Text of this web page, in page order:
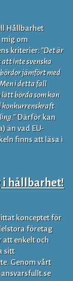
Hållbarhet
mig om
kriterier:”Det är
att inte svenska
jämfört med
i detta fall
börda som kan
konkurrenskraft
Därför kan
än vad EU-
finns att läsa i
i hållbarhet!
konceptet för
företag
enkelt och
sitt
Genom vårt